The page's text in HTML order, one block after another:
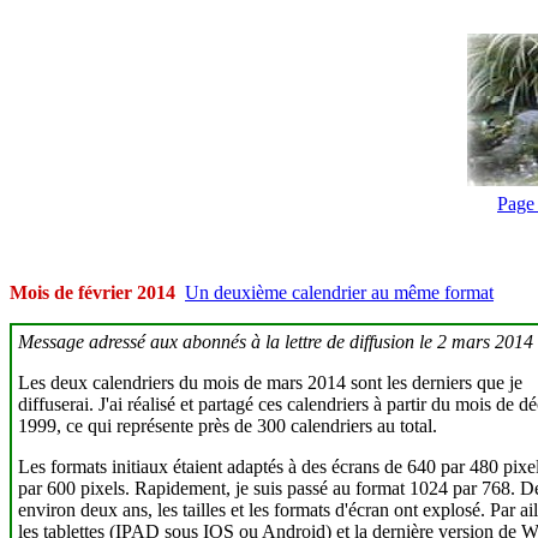
Mois de février 2014 Un deuxième calendrier au même format
Message adressé aux abonnés à la lettre de diffusion le 2 mars 2014
Les deux calendriers du mois de mars 2014 sont les derniers que je
diffuserai. J'ai réalisé et partagé ces calendriers à partir du mois de
1999, ce qui représente près de 300 calendriers au total.
Les formats initiaux étaient adaptés à des écrans de 640 par 480
par 600 pixels. Rapidement, je suis passé au format 1024 par 768.
environ deux ans, les tailles et les formats d'écran ont explosé. Par
les tablettes (IPAD sous IOS ou Android) et la dernière version de